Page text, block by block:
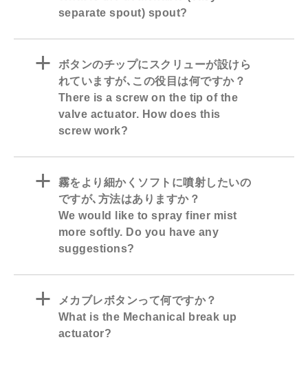
separate spout) spout?
a
ボタンのチップにスクリューが設けら
れていますが､この役目は何ですか？
There is a screw on the tip of the
valve actuator. How does this
screw work?
a
霧をより細かくソフトに噴射したいの
ですが､方法はありますか？
We would like to spray finer mist
more softly. Do you have any
suggestions?
a
メカブレボタンって何ですか？
What is the Mechanical break up
actuator?